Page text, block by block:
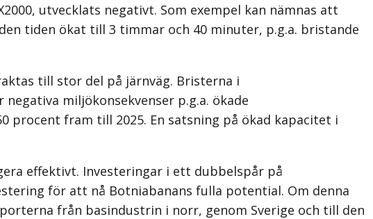
utvecklats negativt. Som exempel kan nämnas att
tiden ökat till 3 timmar och 40 minuter, p.g.a. bristande
till stor del på järnväg. Bristerna i
miljökonsekvenser p.g.a. ökade
procent fram till 2025. En satsning på ökad kapacitet i
effektivt. Investeringar i ett dubbelspår på
för att nå Botniabanans fulla potential. Om denna
från basindustrin i norr, genom Sverige och till den